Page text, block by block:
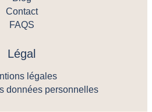
Contact
FAQS
Légal
légales
données personnelles